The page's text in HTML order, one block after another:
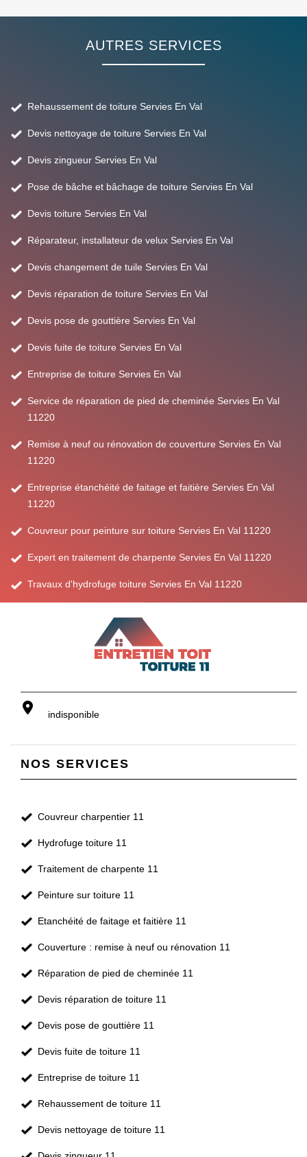
AUTRES SERVICES
Rehaussement de toiture Servies En Val
Devis nettoyage de toiture Servies En Val
Devis zingueur Servies En Val
Pose de bâche et bâchage de toiture Servies En Val
Devis toiture Servies En Val
Réparateur, installateur de velux Servies En Val
Devis changement de tuile Servies En Val
Devis réparation de toiture Servies En Val
Devis pose de gouttière Servies En Val
Devis fuite de toiture Servies En Val
Entreprise de toiture Servies En Val
Service de réparation de pied de cheminée Servies En Val
11220
Remise à neuf ou rénovation de couverture Servies En Val
11220
Entreprise étanchéité de faitage et faitière Servies En Val
11220
Couvreur pour peinture sur toiture Servies En Val 11220
Expert en traitement de charpente Servies En Val 11220
Travaux d'hydrofuge toiture Servies En Val 11220
indisponible
NOS SERVICES
Couvreur charpentier 11
Hydrofuge toiture 11
Traitement de charpente 11
Peinture sur toiture 11
Etanchéité de faitage et faitière 11
Couverture : remise à neuf ou rénovation 11
Réparation de pied de cheminée 11
Devis réparation de toiture 11
Devis pose de gouttière 11
Devis fuite de toiture 11
Entreprise de toiture 11
Rehaussement de toiture 11
Devis nettoyage de toiture 11